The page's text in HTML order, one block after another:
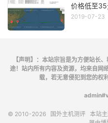
价格低至
2019-07-23
【声明】：本站宗旨是为方便站长
途！站内所有内容及资源，均来自网
载，若无意侵犯到您的权
© 2010-2026 国外主机测评本站主